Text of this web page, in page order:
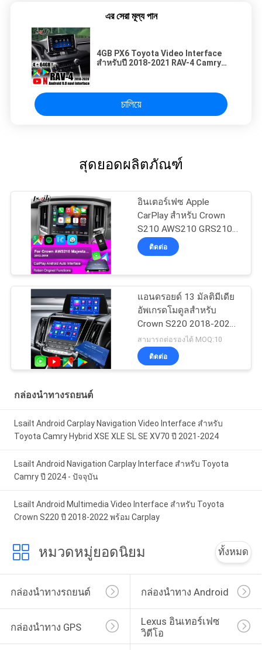
এর সেরা মূল্য পান
4GB PX6 Toyota Video Interface
สำหรับปี 2018-2021 RAV-4 Camry
চালিয়ে
สุดยอดผลิตภัณฑ์
อินเตอร์เฟซ Apple
CarPlay สําหรับ Crown
S210 AWS210 GRS210
GWS214 GWS215
Majesta Athlete Royal
AC
ติดต่อ
แอนดรอยด์ 13 มัลติมีเดีย
อัพเกรดโมดูลสําหรับ
Crown S220 2018-2022
OEM Integration Wireless
CarPlay, แอนดรอยด์ ออ
โต้, ยูทูบ, เน็ตฟลิกซ์,
สามารถต่อรองได้ MOQ:10
ติดต่อ
กล่องนำทางรถยนต์
Lsailt Android Carplay Navigation Video Interface สำหรับ
Toyota Camry Hybrid XSE XLE SL SE XV70 ปี 2021-2024
Lsailt Android Navigation Carplay Interface สำหรับ Toyota
Camry ปี 2024 - ปัจจุบัน
Lsailt Android Multimedia Video Interface สำหรับ Toyota
Crown S220 ปี 2018-2022 พร้อม Carplay
หมวดหมู่ยอดนิยม ทั้งหมด
กล่องนำทางรถยนต์ กล่องนำทาง Android
กล่องนำทาง GPS
Lexus อินเทอร์เฟซ
วิดีโอ